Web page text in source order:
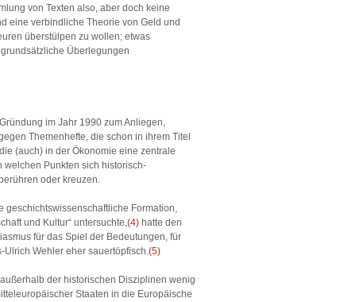
von Texten also, aber doch keine
eine verbindliche Theorie von Geld und
überstülpen zu wollen; etwas
Überlegungen
im Jahr 1990 zum Anliegen,
Themenhefte, die schon in ihrem Titel
(auch) in der Ökonomie eine zentrale
Punkten sich historisch-
oder kreuzen.
geschichtswissenschaftliche Formation,
und Kultur“ untersuchte,(4) hatte den
für das Spiel der Bedeutungen, für
Wehler eher sauertöpfisch.(5)
der historischen Disziplinen wenig
Staaten in die Europäische